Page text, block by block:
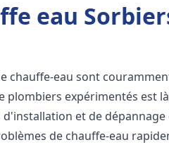
eau
chauffe-eau sont
expérimentés est
et de dépannage
de chauffe-eau